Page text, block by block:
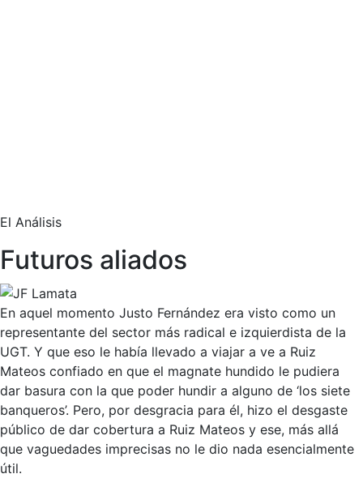
El Análisis
Futuros aliados
En aquel momento Justo Fernández era visto como un
representante del sector más radical e izquierdista de la
UGT. Y que eso le había llevado a viajar a ve a Ruiz
Mateos confiado en que el magnate hundido le pudiera
dar basura con la que poder hundir a alguno de ‘los siete
banqueros’. Pero, por desgracia para él, hizo el desgaste
público de dar cobertura a Ruiz Mateos y ese, más allá
que vaguedades imprecisas no le dio nada esencialmente
útil.